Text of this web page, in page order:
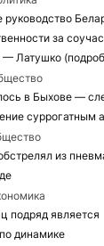
за
— Латушко
в Быхове —
суррогатным
из
подряд является
динамике